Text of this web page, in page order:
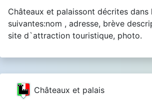
Châteaux et palaissont décrites dans
suivantes:nom , adresse, brève
site d`attraction touristique, photo.
Châteaux et palais